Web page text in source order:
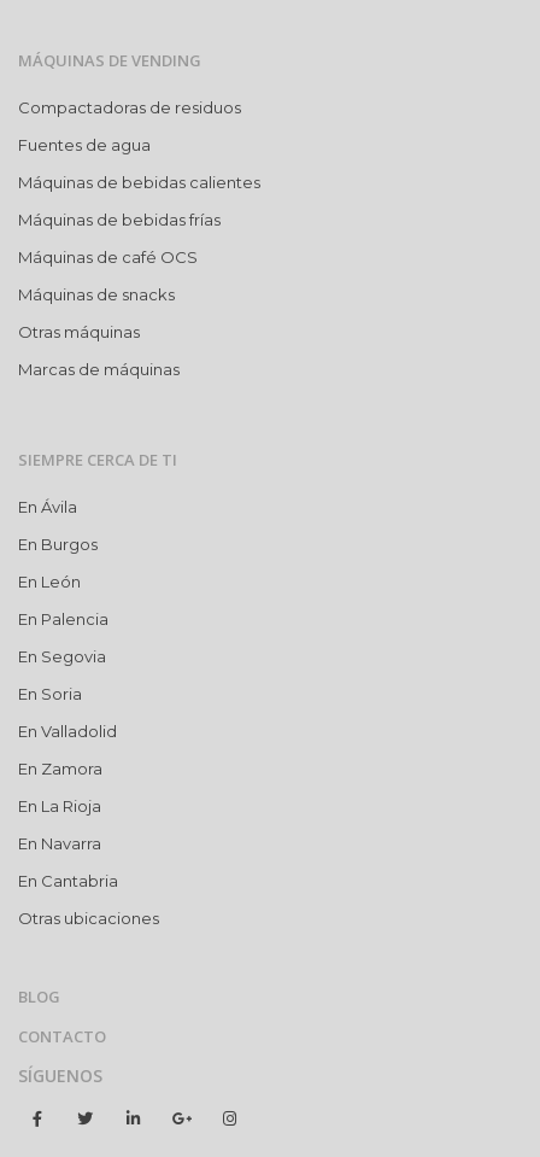
MÁQUINAS DE VENDING
Compactadoras de residuos
Fuentes de agua
Máquinas de bebidas calientes
Máquinas de bebidas frías
Máquinas de café OCS
Máquinas de snacks
Otras máquinas
Marcas de máquinas
SIEMPRE CERCA DE TI
En Ávila
En Burgos
En León
En Palencia
En Segovia
En Soria
En Valladolid
En Zamora
En La Rioja
En Navarra
En Cantabria
Otras ubicaciones
BLOG
CONTACTO
SÍGUENOS